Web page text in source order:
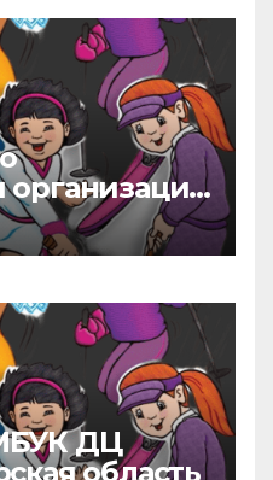
организации
ДЦ
область
ДЦ
область